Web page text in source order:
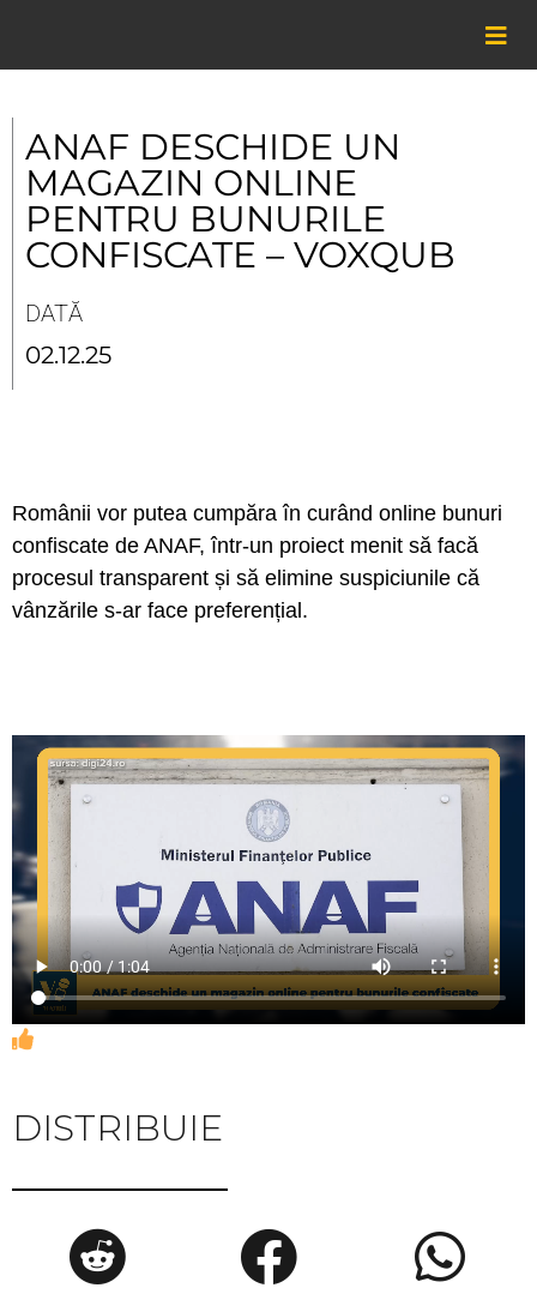
content
ANAF DESCHIDE UN
MAGAZIN ONLINE
PENTRU BUNURILE
CONFISCATE – VOXQUB
DATĂ
02.12.25
Românii vor putea cumpăra în curând online bunuri
confiscate de ANAF, într-un proiect menit să facă
procesul transparent și să elimine suspiciunile că
vânzările s-ar face preferențial.
DISTRIBUIE